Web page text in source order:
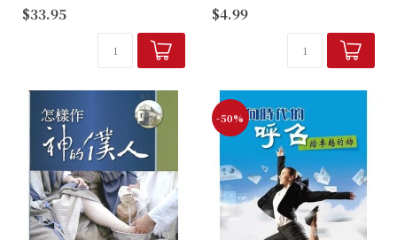
不同時代不同文化，牧者的角
色帶著別人不同的期許；牧者
在忙於回應的當兒。會否渾忘
了牧職召命的初衷？本...
$33.95
對你的旨意。
★如何實現上帝的指引。
★如何果敢地接受使命。
★如何悔改，重新...
$4.99
-50%